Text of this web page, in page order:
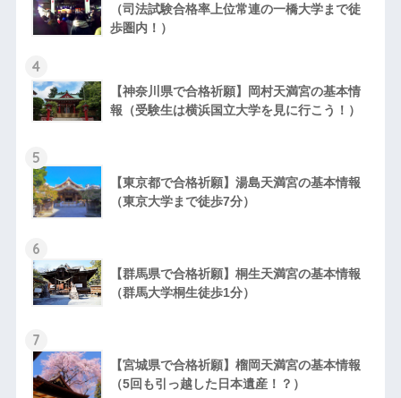
（司法試験合格率上位常連の一橋大学まで徒
歩圏内！）
4
【神奈川県で合格祈願】岡村天満宮の基本情
報（受験生は横浜国立大学を見に行こう！）
5
【東京都で合格祈願】湯島天満宮の基本情報
（東京大学まで徒歩7分）
6
【群馬県で合格祈願】桐生天満宮の基本情報
（群馬大学桐生徒歩1分）
7
【宮城県で合格祈願】榴岡天満宮の基本情報
（5回も引っ越した日本遺産！？）